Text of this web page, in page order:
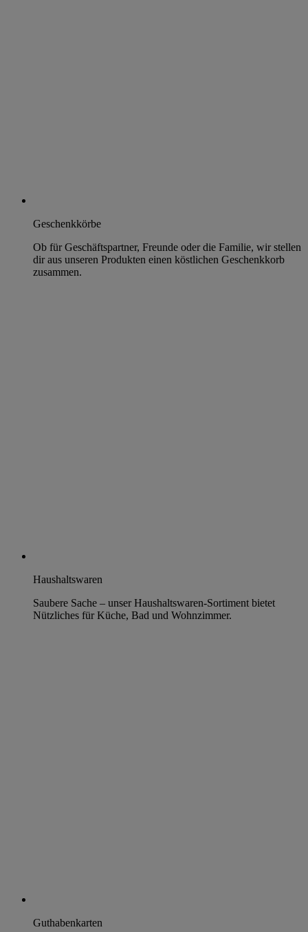
Geschenkkörbe
Ob für Geschäftspartner, Freunde oder die Familie, wir stellen
dir aus unseren Produkten einen köstlichen Geschenkkorb
zusammen.
Haushaltswaren
Saubere Sache – unser Haushaltswaren-Sortiment bietet
Nützliches für Küche, Bad und Wohnzimmer.
Guthabenkarten